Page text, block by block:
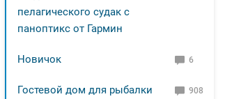
пелагического судак с
паноптикс от Гармин
Новичок 6
Гостевой дом для рыбалки
908